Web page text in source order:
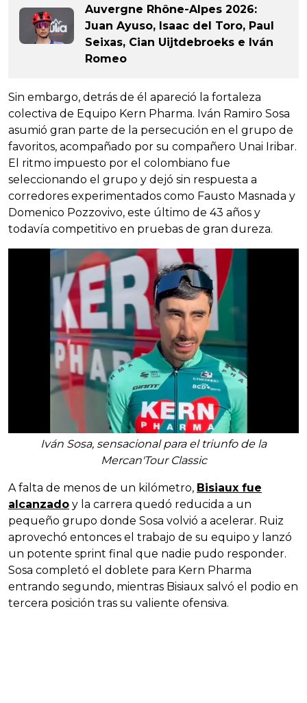
Auvergne Rhône-Alpes 2026:
Juan Ayuso, Isaac del Toro, Paul
Seixas, Cian Uijtdebroeks e Iván
Romeo
Sin embargo, detrás de él apareció la fortaleza
colectiva de Equipo Kern Pharma. Iván Ramiro Sosa
asumió gran parte de la persecución en el grupo de
favoritos, acompañado por su compañero Unai Iribar.
El ritmo impuesto por el colombiano fue
seleccionando el grupo y dejó sin respuesta a
corredores experimentados como Fausto Masnada y
Domenico Pozzovivo, este último de 43 años y
todavía competitivo en pruebas de gran dureza.
Iván Sosa, sensacional para el triunfo de la
Mercan'Tour Classic
A falta de menos de un kilómetro, Bisiaux fue
alcanzado y la carrera quedó reducida a un
pequeño grupo donde Sosa volvió a acelerar. Ruiz
aprovechó entonces el trabajo de su equipo y lanzó
un potente sprint final que nadie pudo responder.
Sosa completó el doblete para Kern Pharma
entrando segundo, mientras Bisiaux salvó el podio en
tercera posición tras su valiente ofensiva.